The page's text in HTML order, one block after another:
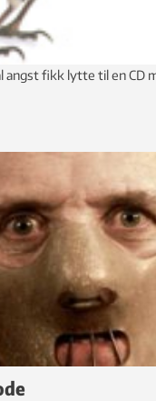
angst fikk lytte til en CD